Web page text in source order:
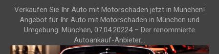
Verkaufen Sie Ihr Auto mit Motorschaden jetzt in München!
Angebot für Ihr Auto mit Motorschaden in München und
Umgebung: München, 07.04.20224 – Der renommierte
Autoankauf-Anbieter...